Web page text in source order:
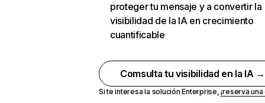
proteger tu mensaje y a convertir la
visibilidad de la IA en crecimiento
cuantificable
Comsulta tu visibilidad en la IA →
Si te interesa la solución Enterprise,¡reserva